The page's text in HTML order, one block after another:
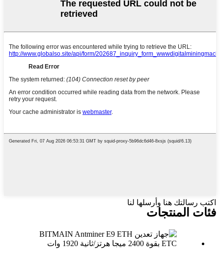
اكتب رسالتك هنا وأرسلها لنا
فئات المنتجات